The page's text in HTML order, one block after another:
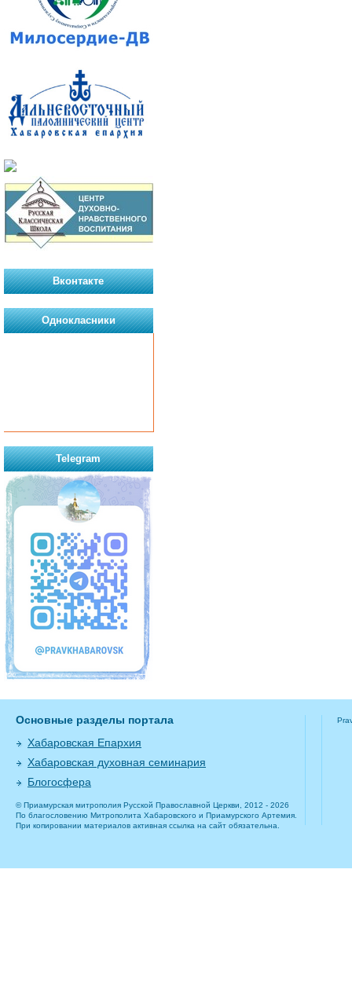
Вконтакте
Однокласники
Telegram
Основные разделы портала
Хабаровская Епархия
Хабаровская духовная семинария
Блогосфера
© Приамурская митрополия Русской Православной Церкви, 2012 - 2026
По благословению Митрополита Хабаровского и Приамурского Артемия.
При копировании материалов активная ссылка на сайт обязательна.